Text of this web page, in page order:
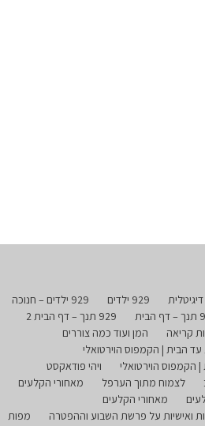
929 ילדים
929 ילדים – חנוכה
929 תנך – דף הבית 2
קריאה
המן ועוד כמה צוררים
הבית | הקמפוס הוירטואלי
הקמפוס הוירטואלי
ויהי פודאקסט
לצמוח מתוך הערפל
מאחורי הקלעים
מאחורי הקלעים
ואישיות על פרשת השבוע וההפטרה
מפות